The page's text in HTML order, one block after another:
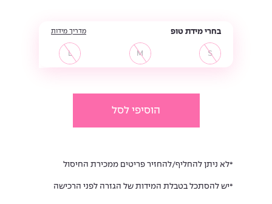
בחרי מידת טופ מדריך מידות
S
M
L
*לא ניתן להחליף/להחזיר פריטים ממכירת החיסול
*יש להסתכל בטבלת המידות של הגזרה לפני הרכישה
הוסיפי לסל